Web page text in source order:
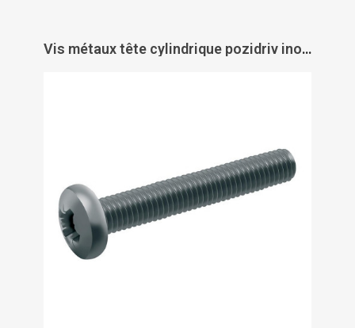
Vis métaux tête cylindrique pozidriv inox A2 - DIN 7985 - ACTON